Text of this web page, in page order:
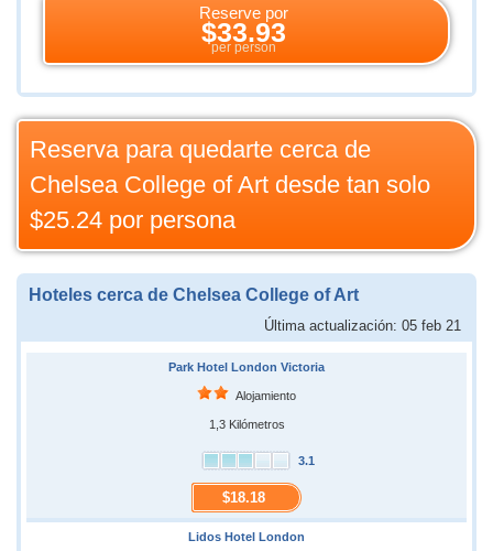
Reserve por
$33.93
per person
Reserva para quedarte cerca de
Chelsea College of Art desde tan solo
$25.24 por persona
Hoteles cerca de Chelsea College of Art
Última actualización: 05 feb 21
Park Hotel London Victoria
Alojamiento
1,3 Kilómetros
3.1
$18.18
Lidos Hotel London